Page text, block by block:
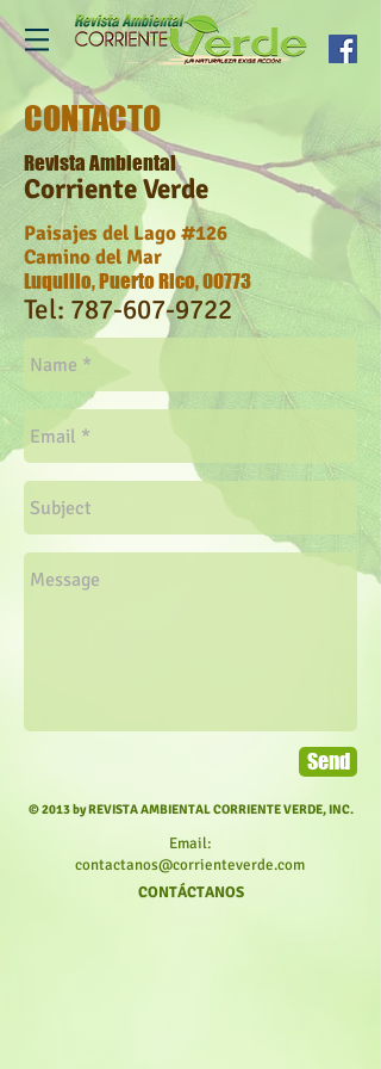
CONTACTO
Revista Ambiental
​Corriente Verde
Paisajes del Lago #126
Camino del Mar
Luquillo, Puerto Rico, 00773
Tel: 787-607-9722
Send
© 2013 by REVISTA AMBIENTAL CORRIENTE VERDE, INC.
Email:
contactanos@corrienteverde.com
CONTÁCTANOS